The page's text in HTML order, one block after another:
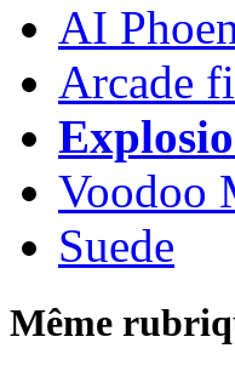
AI
Arcade
Voodoo
Suede
Même